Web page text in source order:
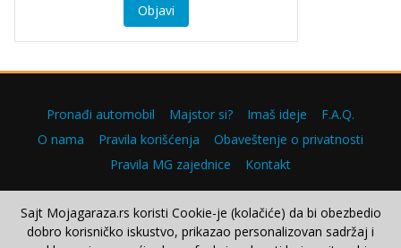
Objavi
Pronađi automobil Majstor si? Imaš ideje
F.A.Q.
O nama
Pravila korišćenja
Obaveštenje o privatnosti
Pravila MG zajednice
Kontakt
Copyright © 2000–2026.
Sajt Mojagaraza.rs koristi Cookie-je (kolačiće) da bi obezbedio
dobro korisničko iskustvo, prikazao personalizovan sadržaj i